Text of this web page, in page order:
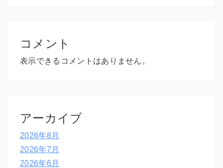
コメント
表示できるコメントはありません。
アーカイブ
2026年8月
2026年7月
2026年6月